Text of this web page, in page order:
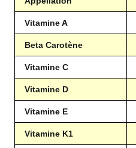
Vitamine A
Beta Carotène
Vitamine C
Vitamine D
Vitamine E
Vitamine K1